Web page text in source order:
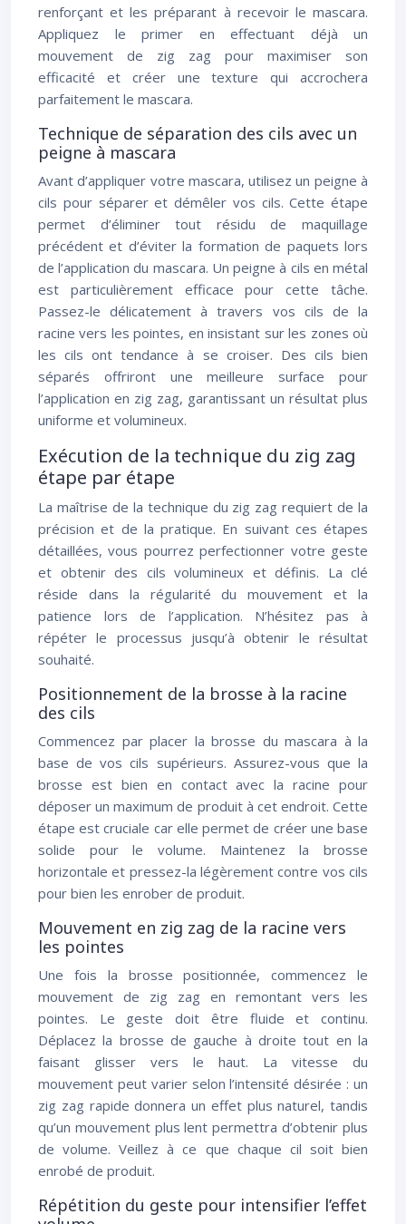
renforçant et les préparant à recevoir le mascara.
Appliquez le primer en effectuant déjà un
mouvement de zig zag pour maximiser son
efficacité et créer une texture qui accrochera
parfaitement le mascara.
Technique de séparation des cils avec un
peigne à mascara
Avant d’appliquer votre mascara, utilisez un peigne à
cils pour séparer et démêler vos cils. Cette étape
permet d’éliminer tout résidu de maquillage
précédent et d’éviter la formation de paquets lors
de l’application du mascara. Un peigne à cils en métal
est particulièrement efficace pour cette tâche.
Passez-le délicatement à travers vos cils de la
racine vers les pointes, en insistant sur les zones où
les cils ont tendance à se croiser. Des cils bien
séparés offriront une meilleure surface pour
l’application en zig zag, garantissant un résultat plus
uniforme et volumineux.
Exécution de la technique du zig zag
étape par étape
La maîtrise de la technique du zig zag requiert de la
précision et de la pratique. En suivant ces étapes
détaillées, vous pourrez perfectionner votre geste
et obtenir des cils volumineux et définis. La clé
réside dans la régularité du mouvement et la
patience lors de l’application. N’hésitez pas à
répéter le processus jusqu’à obtenir le résultat
souhaité.
Positionnement de la brosse à la racine
des cils
Commencez par placer la brosse du mascara à la
base de vos cils supérieurs. Assurez-vous que la
brosse est bien en contact avec la racine pour
déposer un maximum de produit à cet endroit. Cette
étape est cruciale car elle permet de créer une base
solide pour le volume. Maintenez la brosse
horizontale et pressez-la légèrement contre vos cils
pour bien les enrober de produit.
Mouvement en zig zag de la racine vers
les pointes
Une fois la brosse positionnée, commencez le
mouvement de zig zag en remontant vers les
pointes. Le geste doit être fluide et continu.
Déplacez la brosse de gauche à droite tout en la
faisant glisser vers le haut. La vitesse du
mouvement peut varier selon l’intensité désirée : un
zig zag rapide donnera un effet plus naturel, tandis
qu’un mouvement plus lent permettra d’obtenir plus
de volume. Veillez à ce que chaque cil soit bien
enrobé de produit.
Répétition du geste pour intensifier l’effet